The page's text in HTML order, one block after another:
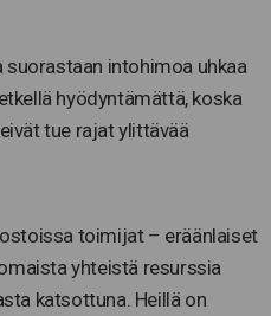
intohimoa uhkaa
hyödyntämättä, koska
tue rajat ylittävää
toimijat – eräänlaiset
yhteistä resurssia
katsottuna. Heillä on